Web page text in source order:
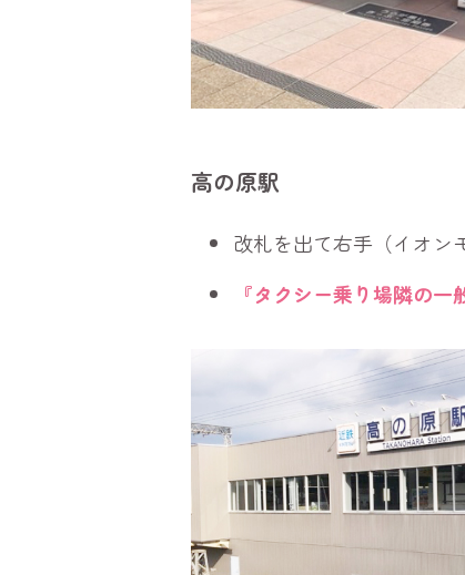
高の原駅
改札を出て右手（イオン
『タクシー乗り場隣の一